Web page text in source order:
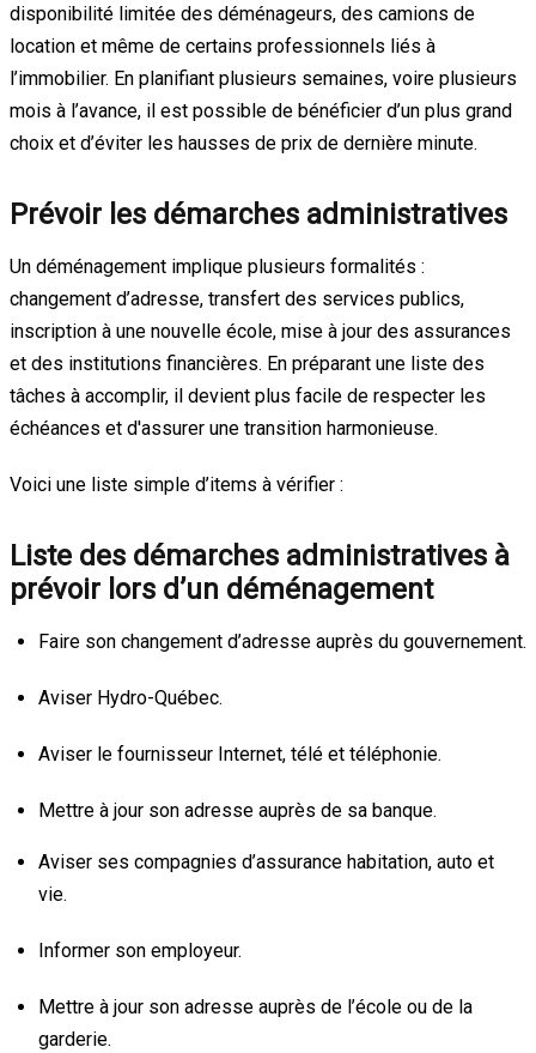
disponibilité limitée des déménageurs, des camions de
location et même de certains professionnels liés à
l’immobilier. En planifiant plusieurs semaines, voire plusieurs
mois à l’avance, il est possible de bénéficier d’un plus grand
choix et d’éviter les hausses de prix de dernière minute.
Prévoir les démarches administratives
Un déménagement implique plusieurs formalités :
changement d’adresse, transfert des services publics,
inscription à une nouvelle école, mise à jour des assurances
et des institutions financières. En préparant une liste des
tâches à accomplir, il devient plus facile de respecter les
échéances et d'assurer une transition harmonieuse.
Voici une liste simple d’items à vérifier :
Liste des démarches administratives à
prévoir lors d’un déménagement
Faire son changement d’adresse auprès du gouvernement.
Aviser Hydro-Québec.
Aviser le fournisseur Internet, télé et téléphonie.
Mettre à jour son adresse auprès de sa banque.
Aviser ses compagnies d’assurance habitation, auto et
vie.
Informer son employeur.
Mettre à jour son adresse auprès de l’école ou de la
garderie.